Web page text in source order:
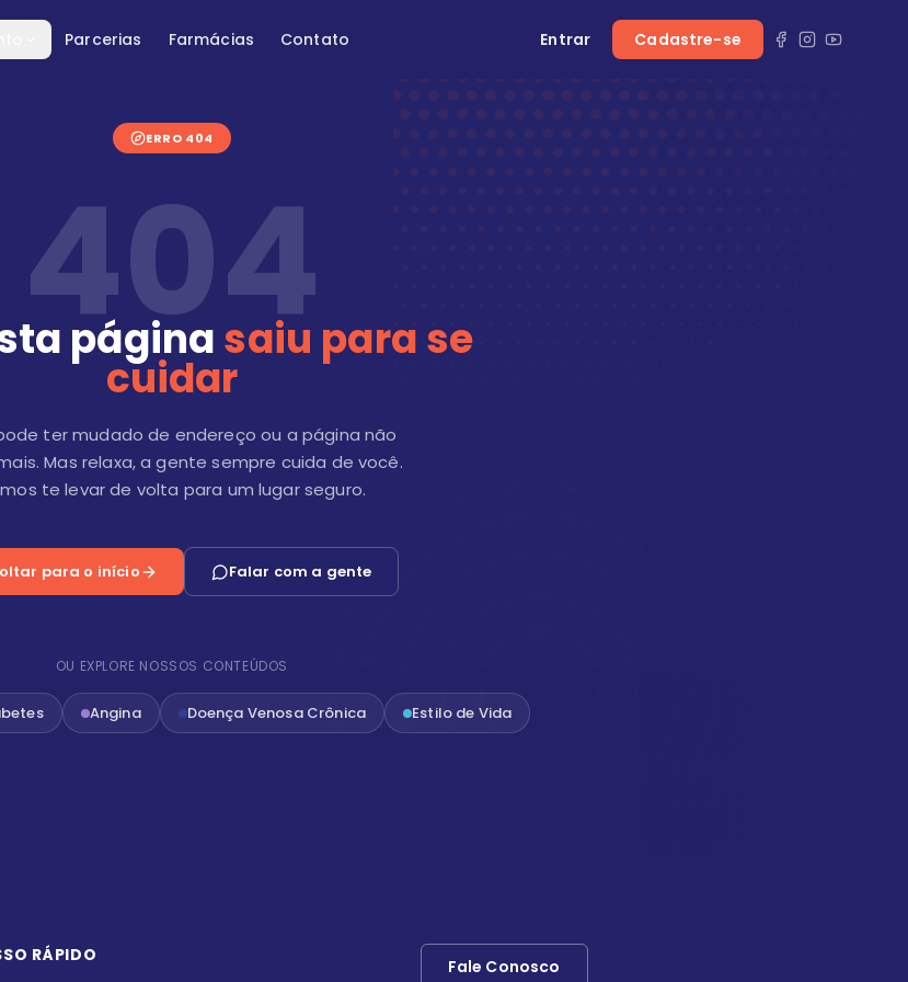
Parcerias Farmácias Contato Entrar Cadastre-se
ERRO 404
404
páginasaiu para se
cuidar
ter mudado de endereço ou a página não
Mas relaxa, a gente sempre cuida de você.
te levar de volta para um lugar seguro.
para o início Falar com a gente
OU EXPLORE NOSSOS CONTEÚDOS
Angina Doença Venosa Crônica Estilo de Vida
RÁPIDO
Fale Conosco